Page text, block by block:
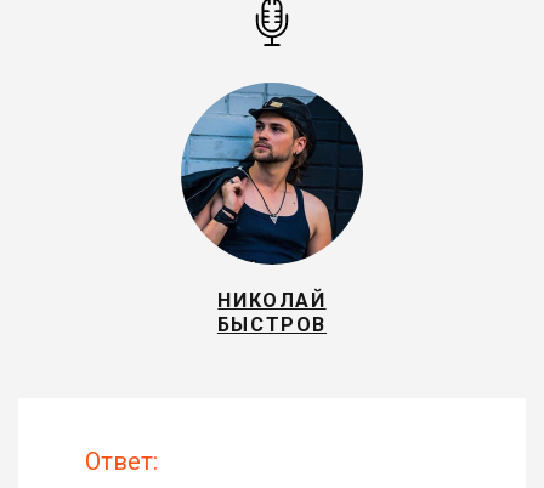
НИКОЛАЙ
БЫСТРОВ
Ответ: